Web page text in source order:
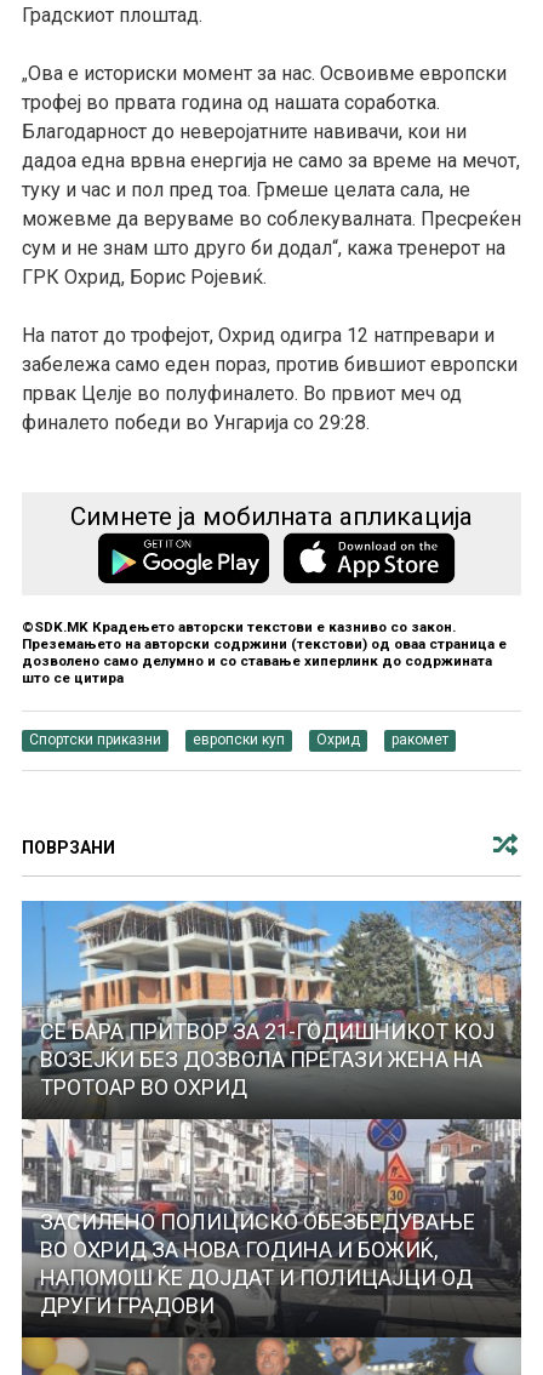
Градскиот плоштад.
„Ова е историски момент за нас. Освоивме европски
трофеј во првата година од нашата соработка.
Благодарност до неверојатните навивачи, кои ни
дадоа една врвна енергија не само за време на мечот,
туку и час и пол пред тоа. Грмеше целата сала, не
можевме да веруваме во соблекувалната. Пресреќен
сум и не знам што друго би додал“, кажа тренерот на
ГРК Охрид, Борис Ројевиќ.
На патот до трофејот, Охрид одигра 12 натпревари и
забележа само еден пораз, против бившиот европски
првак Целје во полуфиналето. Во првиот меч од
финалето победи во Унгарија со 29:28.
Симнете ја мобилната апликација
©SDK.MK Крадењето авторски текстови е казниво со закон.
Преземањето на авторски содржини (текстови) од оваа страница е
дозволено само делумно и со ставање хиперлинк до содржината
што се цитира
Спортски приказни европски куп Охрид ракомет
ПОВРЗАНИ
СЕ БАРА ПРИТВОР ЗА 21-ГОДИШНИКОТ КОЈ
ВОЗЕЈЌИ БЕЗ ДОЗВОЛА ПРЕГАЗИ ЖЕНА НА
ТРОТОАР ВО ОХРИД
ЗАСИЛЕНО ПОЛИЦИСКО ОБЕЗБЕДУВАЊЕ
ВО ОХРИД ЗА НОВА ГОДИНА И БОЖИЌ,
НАПОМОШ ЌЕ ДОЈДАТ И ПОЛИЦАЈЦИ ОД
ДРУГИ ГРАДОВИ